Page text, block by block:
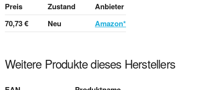
Preis Zustand
Anbieter
70,73 €
Neu Amazon*
Weitere Produkte dieses Herstellers